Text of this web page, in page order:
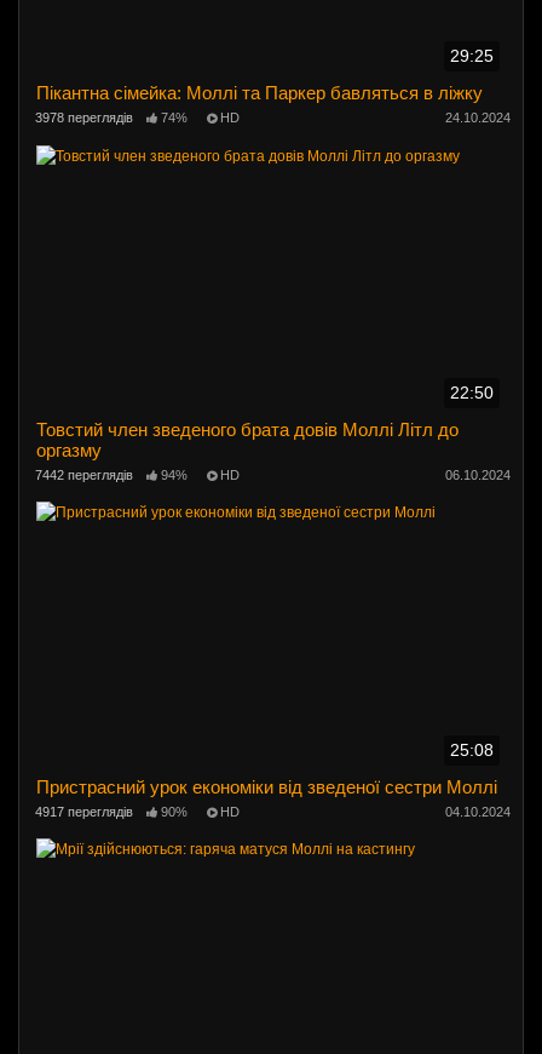
29:25
Пікантна сімейка: Моллі та Паркер бавляться в ліжку
3978 переглядів 74% HD 24.10.2024
22:50
Товстий член зведеного брата довів Моллі Літл до
оргазму
7442 переглядів 94% HD 06.10.2024
25:08
Пристрасний урок економіки від зведеної сестри Моллі
4917 переглядів 90% HD 04.10.2024